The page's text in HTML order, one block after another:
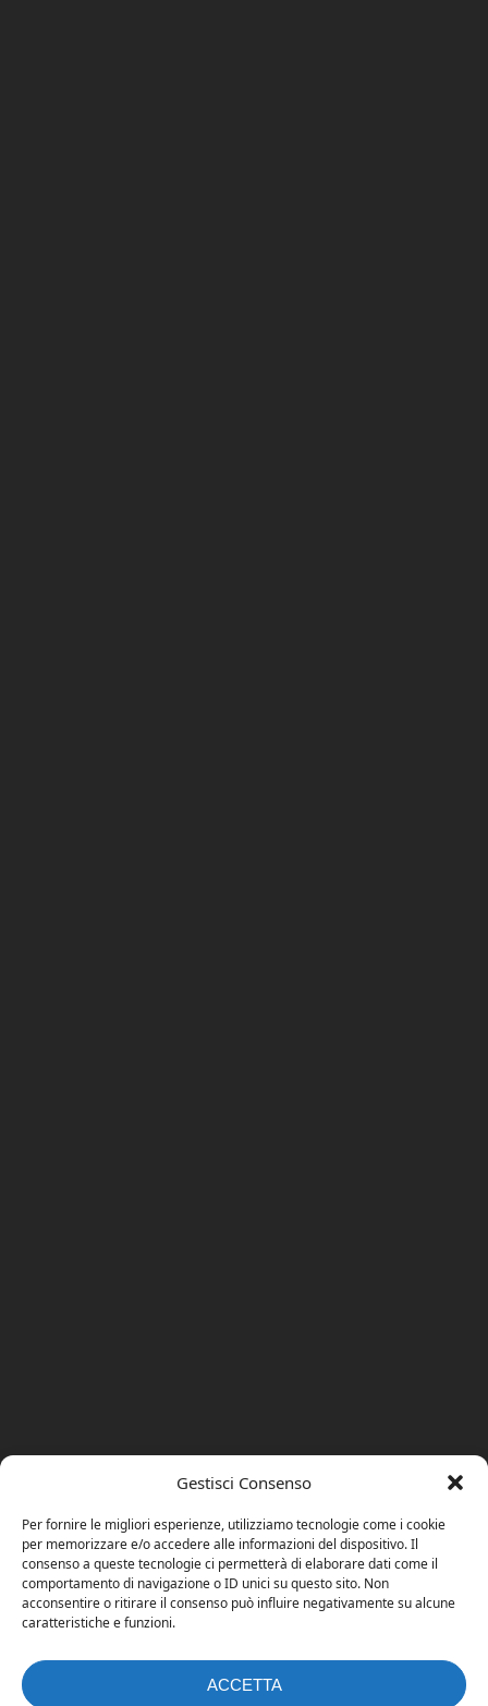
Gestisci Consenso
Per fornire le migliori esperienze, utilizziamo tecnologie come i cookie
per memorizzare e/o accedere alle informazioni del dispositivo. Il
consenso a queste tecnologie ci permetterà di elaborare dati come il
comportamento di navigazione o ID unici su questo sito. Non
acconsentire o ritirare il consenso può influire negativamente su alcune
caratteristiche e funzioni.
ACCETTA